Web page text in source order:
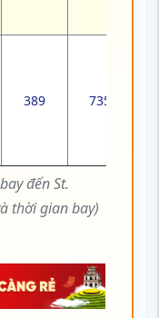
đến St.
thời gian bay)
389 735